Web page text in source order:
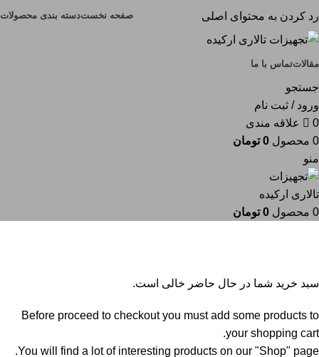
رد کردن به محتوای اصلی صفحه نخستدسته بندی محصولات
مقالاتتماس با ما
جستجو
ورود / ثبت نام
0
علاقه مندی
0 محصول 0 تومان
منو
0 محصول 0 تومان
سبد خرید شما در حال حاضر خالی است.
Before proceed to checkout you must add some products to
your shopping cart.
You will find a lot of interesting products on our "Shop" page.